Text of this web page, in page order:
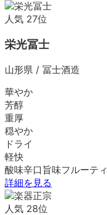
人気 27位
栄光冨士
山形県 / 冨士酒造
華やか
芳醇
重厚
穏やか
ドライ
軽快
酸味辛口 旨味フルーティ
詳細を見る
人気 28位